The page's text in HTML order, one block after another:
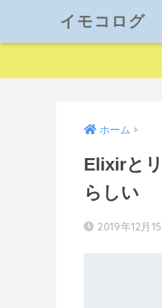
イモコログ
ホーム
Elixirと
らしい
2019年12月